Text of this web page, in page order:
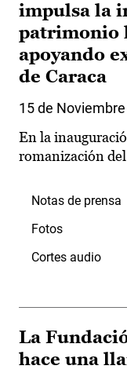
impulsa la
patrimonio
apoyando
de Caraca
15 de
En la
romanización
Notas de prensa
Fotos
Cortes audio
La
hace una